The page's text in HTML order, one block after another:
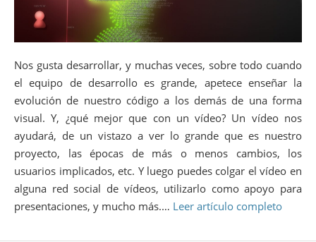
Nos gusta desarrollar, y muchas veces, sobre todo cuando
el equipo de desarrollo es grande, apetece enseñar la
evolución de nuestro código a los demás de una forma
visual. Y, ¿qué mejor que con un vídeo? Un vídeo nos
ayudará, de un vistazo a ver lo grande que es nuestro
proyecto, las épocas de más o menos cambios, los
usuarios implicados, etc. Y luego puedes colgar el vídeo en
alguna red social de vídeos, utilizarlo como apoyo para
presentaciones, y mucho más.… Leer artículo completo